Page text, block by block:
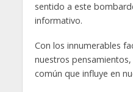
sentido a este
informativo.
Con los innumerables
nuestros
común que influye en